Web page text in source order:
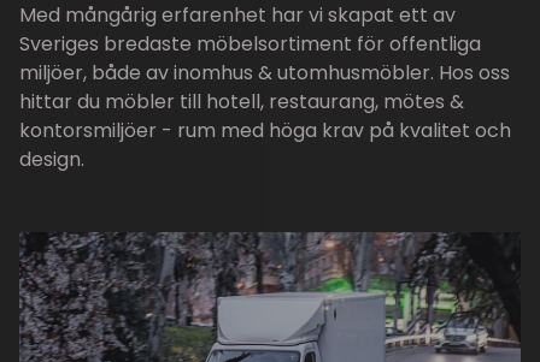
Med mångårig erfarenhet har vi skapat ett av
Sveriges bredaste möbelsortiment för offentliga
miljöer, både av inomhus & utomhusmöbler. Hos oss
hittar du möbler till hotell, restaurang, mötes &
kontorsmiljöer - rum med höga krav på kvalitet och
design.